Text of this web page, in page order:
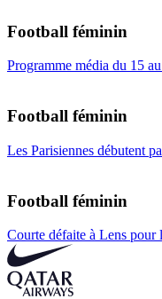
Football féminin
Programme média du 15
Football féminin
Les Parisiennes débutent
Football féminin
Courte défaite à Lens pour